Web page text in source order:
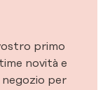
primo
novità e
per